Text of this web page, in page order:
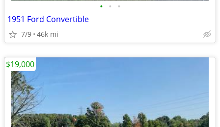
• • •
1951 Ford Convertible
7/9 46k mi
$19,000